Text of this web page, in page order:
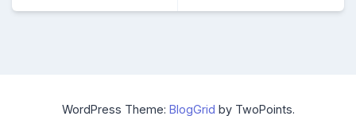
WordPress Theme: BlogGrid by TwoPoints.